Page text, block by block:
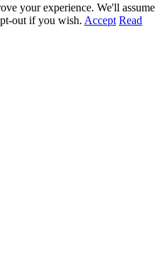
your experience. We'll assume
out if you wish. Accept Read